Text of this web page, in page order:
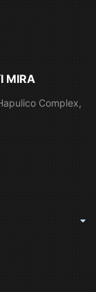
MIRA
Complex,